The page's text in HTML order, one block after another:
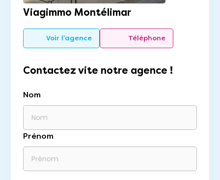
Viagimmo Montélimar
Voir l'agence Téléphone
Contactez vite notre agence !
Nom
Prénom